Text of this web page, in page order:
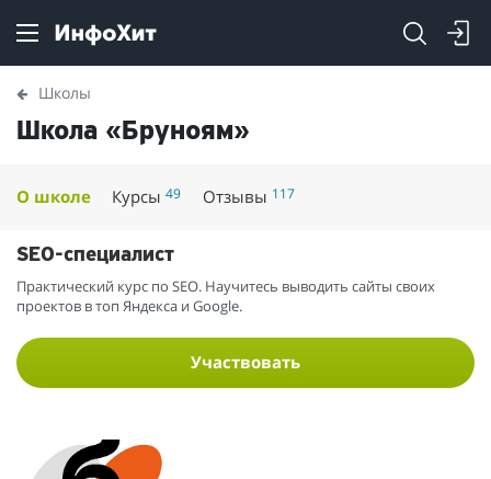
Школы
Школа «Бруноям»
О школе Курсы49 Отзывы 117
SEO-специалист
Практический курс по SEO. Научитесь выводить сайты своих
проектов в топ Яндекса и Google.
Участвовать